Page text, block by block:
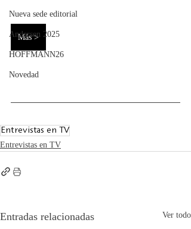
Nueva sede editorial
Andersen 2025
HOFFMANN26
Novedad
Más >
Entrevistas en TV
Entrevistas en TV
Entradas relacionadas Ver todo